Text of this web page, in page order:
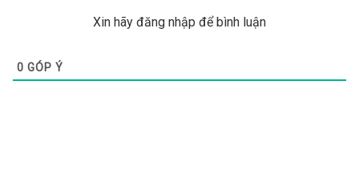
Xin hãy đăng nhập để bình luận
0 GÓP Ý